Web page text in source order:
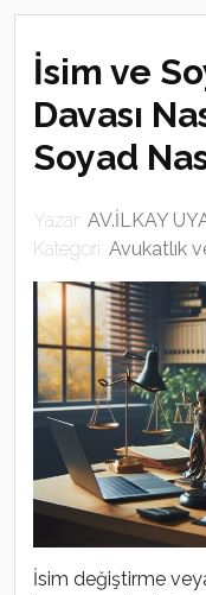
İsim ve
Davası
Soyad
Yazar: AV.İLKAY
Kategori: Avukatlık
İsim değiştirme